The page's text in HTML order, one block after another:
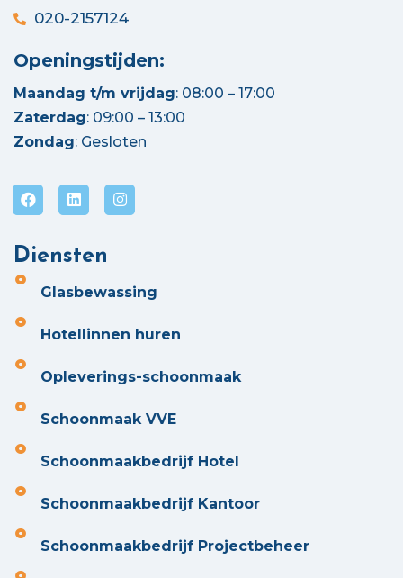
020-2157124
Openingstijden:
Maandag t/m vrijdag: 08:00 – 17:00
Zaterdag: 09:00 – 13:00
Zondag: Gesloten
Diensten
Glasbewassing
Hotellinnen huren
Opleverings-schoonmaak
Schoonmaak VVE
Schoonmaakbedrijf Hotel
Schoonmaakbedrijf Kantoor
Schoonmaakbedrijf Projectbeheer